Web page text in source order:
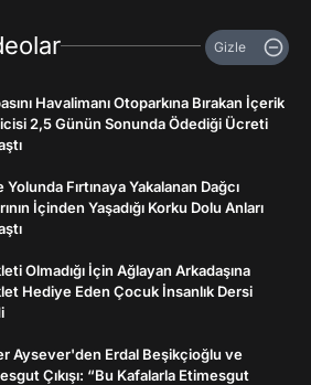
Gizle
Havalimanı Otoparkına Bırakan İçerik
2,5 Günün Sonunda Ödediği Ücreti
Yolunda Fırtınaya Yakalanan Dağcı
İçinden Yaşadığı Korku Dolu Anları
Olmadığı İçin Ağlayan Arkadaşına
Hediye Eden Çocuk İnsanlık Dersi
Aysever'den Erdal Beşikçioğlu ve
Çıkışı: “Bu Kafalarla Etimesgut